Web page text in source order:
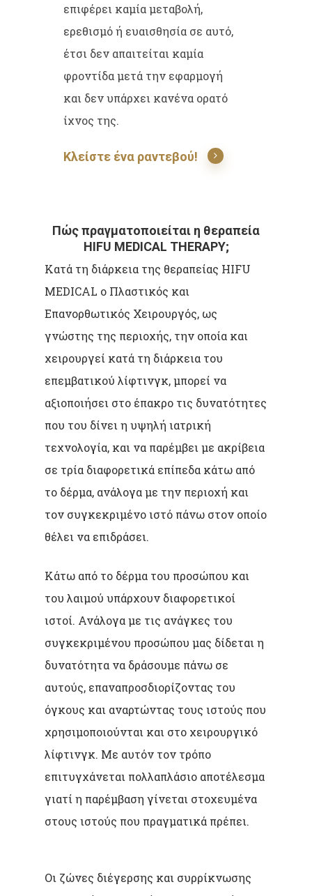
επιφέρει καμία μεταβολή,
ερεθισμό ή ευαισθησία σε αυτό,
έτσι δεν απαιτείται καμία
φροντίδα μετά την εφαρμογή
και δεν υπάρχει κανένα ορατό
ίχνος της.
Κλείστε ένα ραντεβού!
Πώς πραγματοποιείται η θεραπεία
HIFU MEDICAL THERAPY;
Κατά τη διάρκεια της θεραπείας HIFU
MEDICAL ο Πλαστικός και
Επανορθωτικός Χειρουργός, ως
γνώστης της περιοχής, την οποία και
χειρουργεί κατά τη διάρκεια του
επεμβατικού λίφτινγκ, μπορεί να
αξιοποιήσει στο έπακρο τις δυνατότητες
που του δίνει η υψηλή ιατρική
τεχνολογία, και να παρέμβει με ακρίβεια
σε τρία διαφορετικά επίπεδα κάτω από
το δέρμα, ανάλογα με την περιοχή και
τον συγκεκριμένο ιστό πάνω στον οποίο
θέλει να επιδράσει.
Κάτω από το δέρμα του προσώπου και
του λαιμού υπάρχουν διαφορετικοί
ιστοί. Ανάλογα με τις ανάγκες του
συγκεκριμένου προσώπου μας δίδεται η
δυνατότητα να δράσουμε πάνω σε
αυτούς, επαναπροσδιορίζοντας του
όγκους και αναρτώντας τους ιστούς που
χρησιμοποιούνται και στο χειρουργικό
λίφτινγκ. Με αυτόν τον τρόπο
επιτυγχάνεται πολλαπλάσιο αποτέλεσμα
γιατί η παρέμβαση γίνεται στοχευμένα
στους ιστούς που πραγματικά πρέπει.
Οι ζώνες διέγερσης και συρρίκνωσης